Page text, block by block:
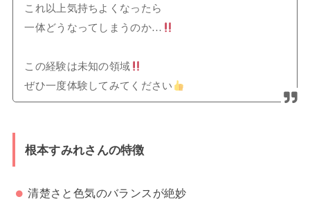
これ以上気持ちよくなったら
一体どうなってしまうのか…
この経験は未知の領域
ぜひ一度体験してみてください
根本すみれさんの特徴
清楚さと色気のバランスが絶妙